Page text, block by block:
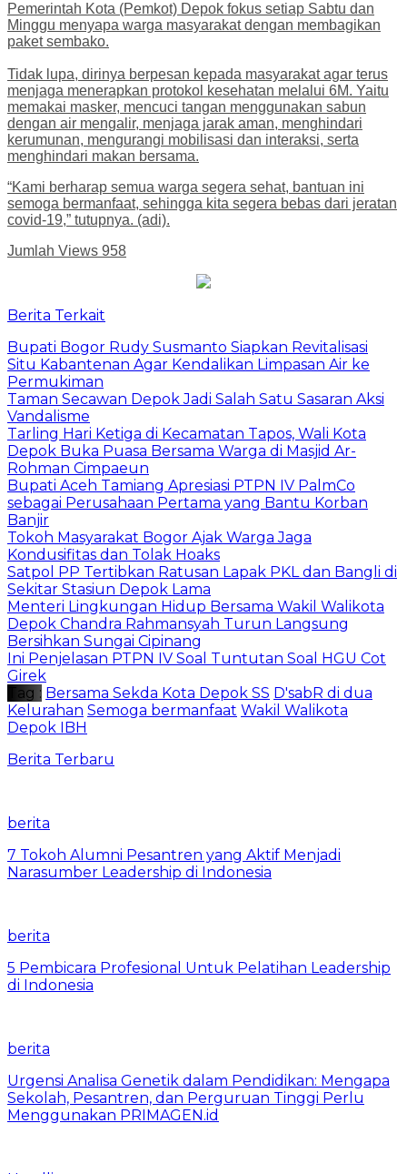
Pemerintah Kota (Pemkot) Depok fokus setiap Sabtu dan
Minggu menyapa warga masyarakat dengan membagikan
paket sembako.
Tidak lupa, dirinya berpesan kepada masyarakat agar terus
menjaga menerapkan protokol kesehatan melalui 6M. Yaitu
memakai masker, mencuci tangan menggunakan sabun
dengan air mengalir, menjaga jarak aman, menghindari
kerumunan, mengurangi mobilisasi dan interaksi, serta
menghindari makan bersama.
“Kami berharap semua warga segera sehat, bantuan ini
semoga bermanfaat, sehingga kita segera bebas dari jeratan
covid-19,” tutupnya. (adi).
Jumlah Views 958
Berita Terkait
Bupati Bogor Rudy Susmanto Siapkan Revitalisasi
Situ Kabantenan Agar Kendalikan Limpasan Air ke
Permukiman
Taman Secawan Depok Jadi Salah Satu Sasaran Aksi
Vandalisme
Tarling Hari Ketiga di Kecamatan Tapos, Wali Kota
Depok Buka Puasa Bersama Warga di Masjid Ar-
Rohman Cimpaeun
Bupati Aceh Tamiang Apresiasi PTPN IV PalmCo
sebagai Perusahaan Pertama yang Bantu Korban
Banjir
Tokoh Masyarakat Bogor Ajak Warga Jaga
Kondusifitas dan Tolak Hoaks
Satpol PP Tertibkan Ratusan Lapak PKL dan Bangli di
Sekitar Stasiun Depok Lama
Menteri Lingkungan Hidup Bersama Wakil Walikota
Depok Chandra Rahmansyah Turun Langsung
Bersihkan Sungai Cipinang
Ini Penjelasan PTPN IV Soal Tuntutan Soal HGU Cot
Girek
Tag : Bersama Sekda Kota Depok SS D'sabR di dua
Kelurahan Semoga bermanfaat Wakil Walikota
Depok IBH
Berita Terbaru
berita
7 Tokoh Alumni Pesantren yang Aktif Menjadi
Narasumber Leadership di Indonesia
berita
5 Pembicara Profesional Untuk Pelatihan Leadership
di Indonesia
berita
Urgensi Analisa Genetik dalam Pendidikan: Mengapa
Sekolah, Pesantren, dan Perguruan Tinggi Perlu
Menggunakan PRIMAGEN.id